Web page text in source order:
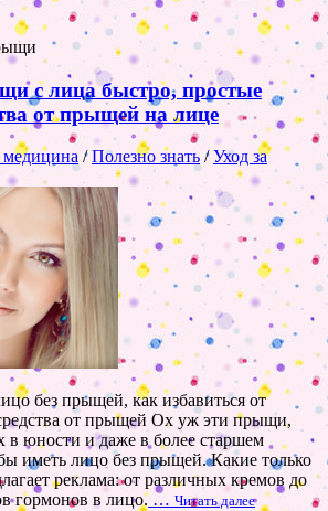
с лица быстро, простые
от прыщей на лице
медицина /Полезно знать /Уход за
без прыщей, как избавиться от
от прыщей Ох уж эти прыщи,
в юности и даже в более старшем
иметь лицо без прыщей. Какие только
реклама: от различных кремов до
гормонов в лицо.… Читать далее